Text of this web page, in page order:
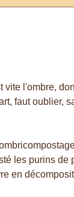
l'ombre,
faut oublier,
les purins
en